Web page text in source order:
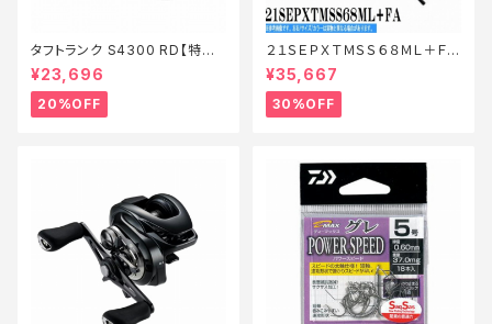
タフトランク S4300 RD【特価
装備】【20】
¥23,696
20%OFF
２１ＳＥＰＸＴＭＳＳ６８ＭＬ＋ＦＡ
【特価ロッド】【30】
¥35,667
30%OFF